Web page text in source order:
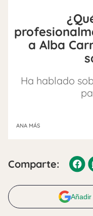
a Alba
Ha hablado
ANA MÁS
Comparte:
Añadir